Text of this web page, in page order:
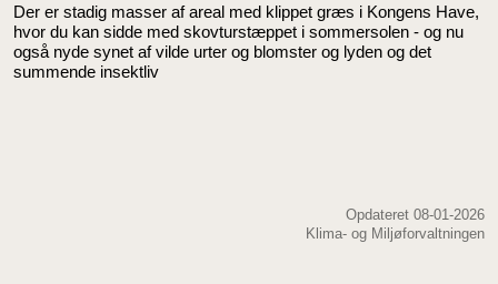
Der er stadig masser af areal med klippet græs i Kongens Have,
hvor du kan sidde med skovturstæppet i sommersolen - og nu
også nyde synet af vilde urter og blomster og lyden og det
summende insektliv
Opdateret 08-01-2026
Klima- og Miljøforvaltningen